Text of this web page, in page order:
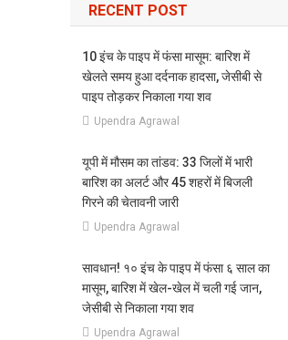
RECENT POST
10 इंच के पाइप में फंसा मासूम: बारिश में
खेलते समय हुआ दर्दनाक हादसा, जेसीबी से
पाइप तोड़कर निकाला गया शव
Upendra Agrawal
यूपी में मौसम का तांडव: 33 जिलों में भारी
बारिश का अलर्ट और 45 शहरों में बिजली
गिरने की चेतावनी जारी
Upendra Agrawal
सावधान! १० इंच के पाइप में फंसा ६ साल का
मासूम, बारिश में खेल-खेल में चली गई जान,
जेसीबी से निकाला गया शव
Upendra Agrawal